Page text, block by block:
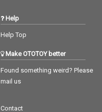
Help
Help Top
Make OTOTOY better
Found something weird? Please
mail us
Contact